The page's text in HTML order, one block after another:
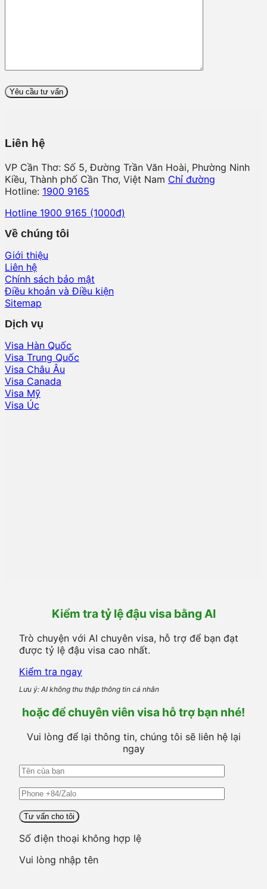
Liên hệ
VP Cần Thơ: Số 5, Đường Trần Văn Hoài, Phường Ninh
Kiều, Thành phố Cần Thơ, Việt Nam Chỉ đường
Hotline: 1900 9165
Hotline 1900 9165 (1000đ)
Về chúng tôi
Giới thiệu
Liên hệ
Chính sách bảo mật
Điều khoản và Điều kiện
Sitemap
Dịch vụ
Visa Hàn Quốc
Visa Trung Quốc
Visa Châu Âu
Visa Canada
Visa Mỹ
Visa Úc
Kiểm tra tỷ lệ đậu visa bằng AI
Trò chuyện với AI chuyên visa, hỗ trợ để bạn đạt
được tỷ lệ đậu visa cao nhất.
Kiểm tra ngay
Lưu ý: AI không thu thập thông tin cá nhân
hoặc để chuyên viên visa hỗ trợ bạn nhé!
Vui lòng để lại thông tin, chúng tôi sẽ liên hệ lại
ngay
Số điện thoại không hợp lệ
Vui lòng nhập tên